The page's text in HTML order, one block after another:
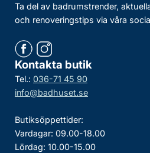
Ta del av badrumstrender,
och renoveringstips via våra
Kontakta butik
Tel.: 036-71 45 90
info@badhuset.se
Butiksöppettider:
Vardagar: 09.00-18.00
Lördag: 10.00-15.00